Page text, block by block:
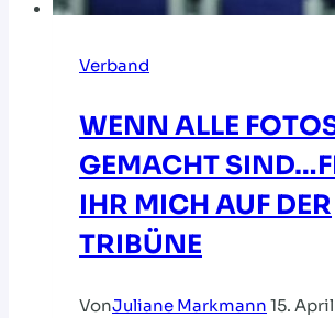
Verband
WENN ALLE
GEMACHT
IHR MICH AUF DER
TRIBÜNE
VonJuliane Markmann 15.